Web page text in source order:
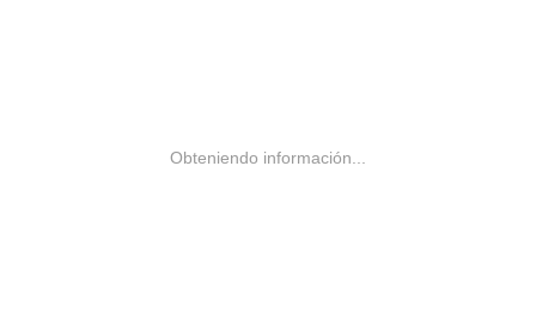
Obteniendo información...